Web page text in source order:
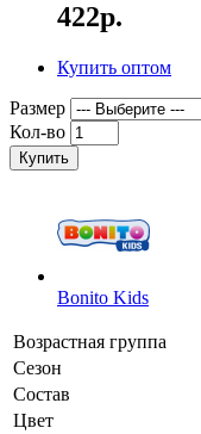
422р.
Купить оптом
Размер
Кол-во
Купить
Bonito Kids
Возрастная группа
Сезон
Состав
Цвет